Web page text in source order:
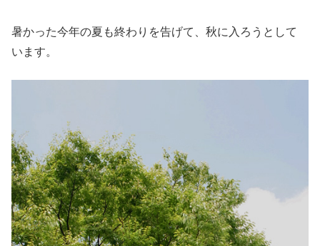
暑かった今年の夏も終わりを告げて、秋に入ろうとして
います。